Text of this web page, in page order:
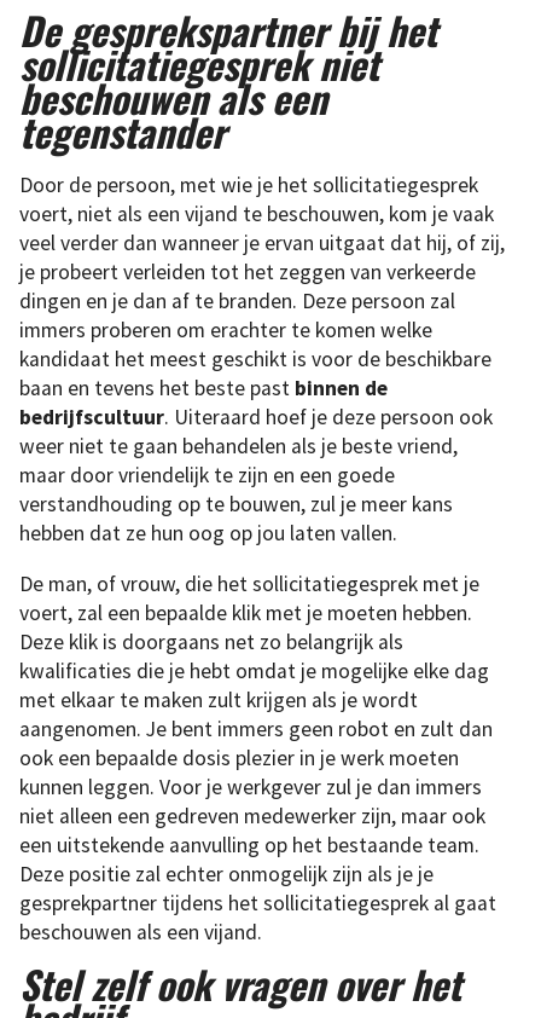
De gesprekspartner bij het
sollicitatiegesprek niet
beschouwen als een
tegenstander
Door de persoon, met wie je het sollicitatiegesprek
voert, niet als een vijand te beschouwen, kom je vaak
veel verder dan wanneer je ervan uitgaat dat hij, of zij,
je probeert verleiden tot het zeggen van verkeerde
dingen en je dan af te branden. Deze persoon zal
immers proberen om erachter te komen welke
kandidaat het meest geschikt is voor de beschikbare
baan en tevens het beste past binnen de
bedrijfscultuur. Uiteraard hoef je deze persoon ook
weer niet te gaan behandelen als je beste vriend,
maar door vriendelijk te zijn en een goede
verstandhouding op te bouwen, zul je meer kans
hebben dat ze hun oog op jou laten vallen.
De man, of vrouw, die het sollicitatiegesprek met je
voert, zal een bepaalde klik met je moeten hebben.
Deze klik is doorgaans net zo belangrijk als
kwalificaties die je hebt omdat je mogelijke elke dag
met elkaar te maken zult krijgen als je wordt
aangenomen. Je bent immers geen robot en zult dan
ook een bepaalde dosis plezier in je werk moeten
kunnen leggen. Voor je werkgever zul je dan immers
niet alleen een gedreven medewerker zijn, maar ook
een uitstekende aanvulling op het bestaande team.
Deze positie zal echter onmogelijk zijn als je je
gesprekpartner tijdens het sollicitatiegesprek al gaat
beschouwen als een vijand.
Stel zelf ook vragen over het